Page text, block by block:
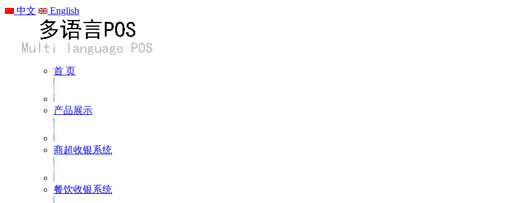
中文 English
首 页
产品展示
商超收银系统
餐饮收银系统